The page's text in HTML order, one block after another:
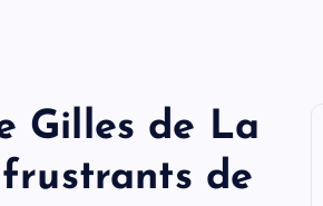
Gilles de La
de